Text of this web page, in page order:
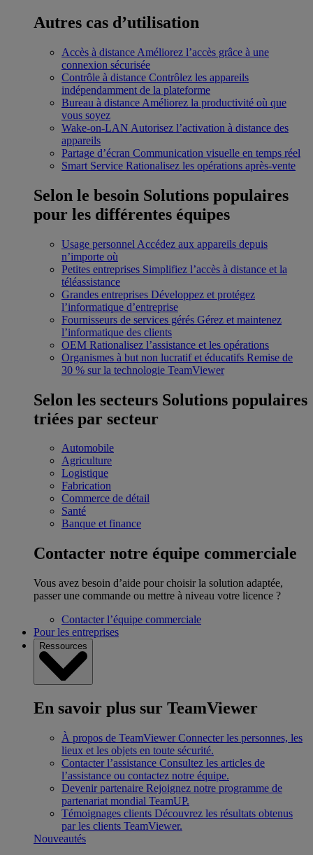
Autres cas d’utilisation
Accès à distance Améliorez l’accès grâce à une
connexion sécurisée
Contrôle à distance Contrôlez les appareils
indépendamment de la plateforme
Bureau à distance Améliorez la productivité où que
vous soyez
Wake-on-LAN Autorisez l’activation à distance des
appareils
Partage d’écran Communication visuelle en temps réel
Smart Service Rationalisez les opérations après-vente
Selon le besoin Solutions populaires
pour les différentes équipes
Usage personnel Accédez aux appareils depuis
n’importe où
Petites entreprises Simplifiez l’accès à distance et la
téléassistance
Grandes entreprises Développez et protégez
l’informatique d’entreprise
Fournisseurs de services gérés Gérez et maintenez
l’informatique des clients
OEM Rationalisez l’assistance et les opérations
Organismes à but non lucratif et éducatifs Remise de
30 % sur la technologie TeamViewer
Selon les secteurs Solutions populaires
triées par secteur
Automobile
Agriculture
Logistique
Fabrication
Commerce de détail
Santé
Banque et finance
Contacter notre équipe commerciale
Vous avez besoin d’aide pour choisir la solution adaptée,
passer une commande ou mettre à niveau votre licence ?
Contacter l’équipe commerciale
Pour les entreprises
Ressources
En savoir plus sur TeamViewer
À propos de TeamViewer Connecter les personnes, les
lieux et les objets en toute sécurité.
Contacter l’assistance Consultez les articles de
l’assistance ou contactez notre équipe.
Devenir partenaire Rejoignez notre programme de
partenariat mondial TeamUP.
Témoignages clients Découvrez les résultats obtenus
par les clients TeamViewer.
Nouveautés